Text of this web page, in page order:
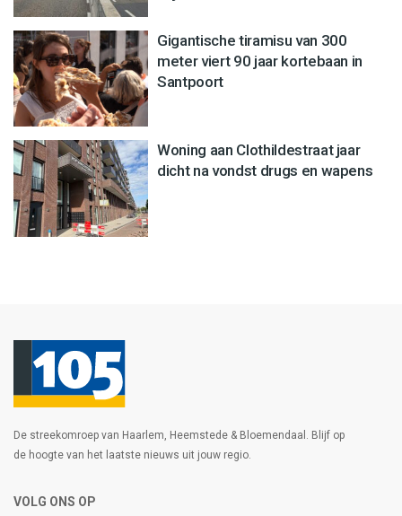
Gigantische tiramisu van 300
meter viert 90 jaar kortebaan in
Santpoort
Woning aan Clothildestraat jaar
dicht na vondst drugs en wapens
De streekomroep van Haarlem, Heemstede & Bloemendaal. Blijf op
de hoogte van het laatste nieuws uit jouw regio.
VOLG ONS OP